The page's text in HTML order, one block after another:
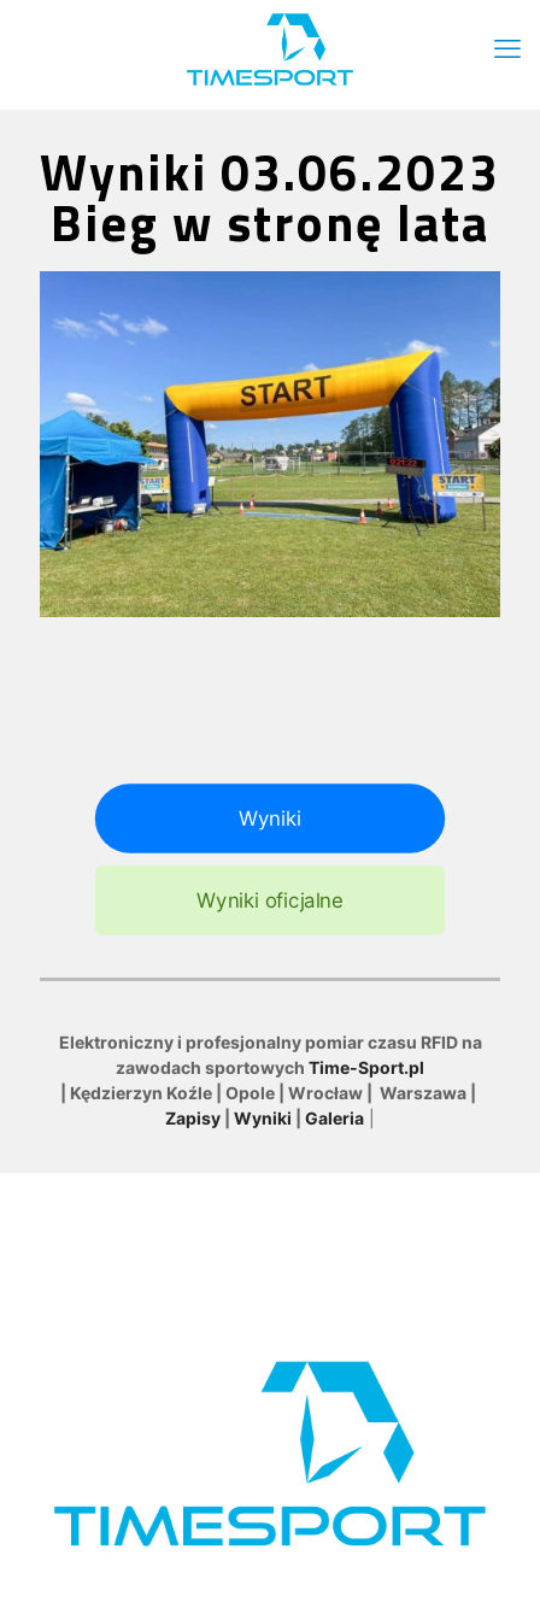
Wyniki 03.06.2023
Bieg w stronę lata
Wyniki
Wyniki oficjalne
Elektroniczny i profesjonalny pomiar czasu RFID na
zawodach sportowych Time-Sport.pl
| Kędzierzyn Koźle | Opole | Wrocław | Warszawa |
Zapisy
Wyniki Galeria